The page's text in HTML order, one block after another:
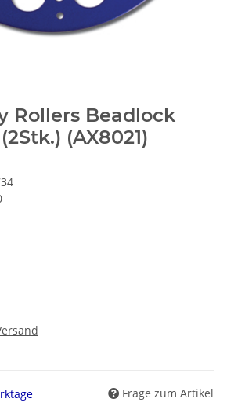
Rollers Beadlock
(AX8021)
Frage zum Artikel